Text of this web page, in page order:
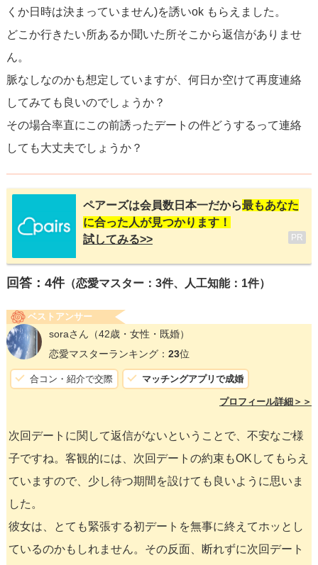
くか日時は決まっていません)を誘いok もらえました。
どこか行きたい所あるか聞いた所そこから返信がありませ
ん。
脈なしなのかも想定していますが、何日か空けて再度連絡
してみても良いのでしょうか？
その場合率直にこの前誘ったデートの件どうするって連絡
しても大丈夫でしょうか？
ペアーズは会員数日本一だから最もあなた
に合った人が見つかります！
試してみる>>
PR
回答： 4件（恋愛マスター：3件、人工知能：1件）
ベストアンサー
soraさん （42歳・女性・既婚）
恋愛マスターランキング： 23位
合コン・紹介で交際 マッチングアプリで成婚
プロフィール詳細＞＞
次回デートに関して返信がないということで、不安なご様
子ですね。客観的には、次回デートの約束もOKしてもらえ
ていますので、少し待つ期間を設けても良いように思いま
した。
彼女は、とても緊張する初デートを無事に終えてホッとし
ているのかもしれません。その反面、断れずに次回デート